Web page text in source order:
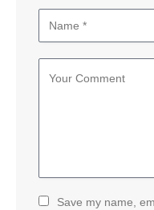
Save my name,